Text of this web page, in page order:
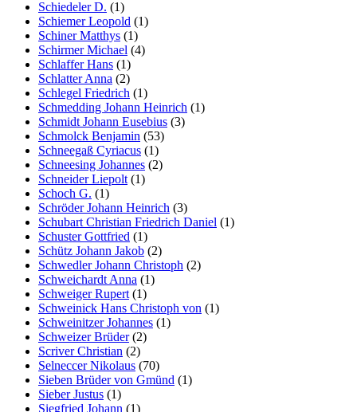
Schiedeler D. (1)
Schiemer Leopold (1)
Schiner Matthys (1)
Schirmer Michael (4)
Schlaffer Hans (1)
Schlatter Anna (2)
Schlegel Friedrich (1)
Schmedding Johann Heinrich (1)
Schmidt Johann Eusebius (3)
Schmolck Benjamin (53)
Schneegaß Cyriacus (1)
Schneesing Johannes (2)
Schneider Liepolt (1)
Schoch G. (1)
Schröder Johann Heinrich (3)
Schubart Christian Friedrich Daniel (1)
Schuster Gottfried (1)
Schütz Johann Jakob (2)
Schwedler Johann Christoph (2)
Schweichardt Anna (1)
Schweiger Rupert (1)
Schweinick Hans Christoph von (1)
Schweinitzer Johannes (1)
Schweizer Brüder(2)
Scriver Christian (2)
Selneccer Nikolaus (70)
Sieben Brüder von Gmünd (1)
Sieber Justus (1)
Siegfried Johann (1)